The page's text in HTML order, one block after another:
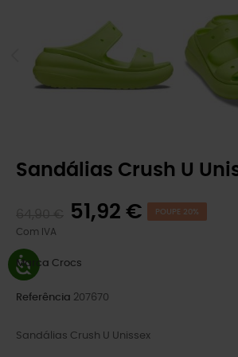
Sandálias Crush U
51,92 € POUPE 20%
Com IVA
Marca Crocs
Referência 207670
Sandálias Crush U Unissex